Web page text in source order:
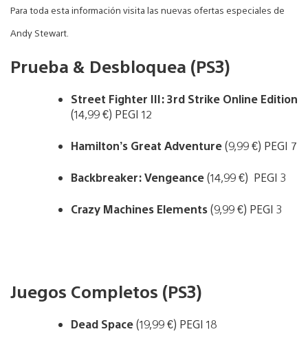
Para toda esta información visita las nuevas ofertas especiales de
Andy Stewart.
Prueba & Desbloquea (PS3)
Street Fighter III: 3rd Strike Online Edition
(14,99 €) PEGI 12
Hamilton’s Great Adventure(9,99 €) PEGI 7
Backbreaker: Vengeance(14,99 €) PEGI 3
Crazy Machines Elements(9,99 €) PEGI 3
Juegos Completos (PS3)
Dead Space(19,99 €) PEGI 18